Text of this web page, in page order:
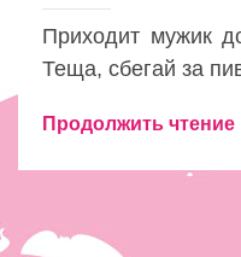
Приходит мужик
Теща, сбегай за
Продолжить чтение